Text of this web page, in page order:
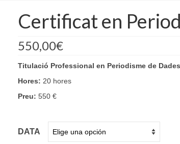
Certificat en
550,00€
Titulació Professional en Periodisme de Dades
Hores: 20 hores
Preu: 550 €
DATA